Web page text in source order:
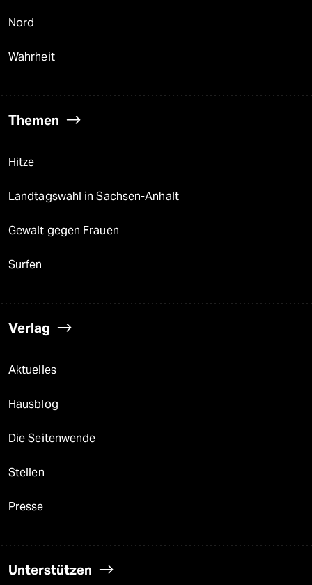
Nord
Wahrheit
Themen
Hitze
Landtagswahl in Sachsen-Anhalt
Gewalt gegen Frauen
Surfen
Verlag
Aktuelles
Hausblog
Die Seitenwende
Stellen
Presse
Unterstützen